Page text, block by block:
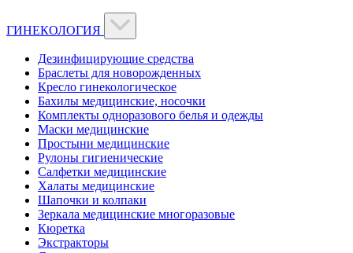
ГИНЕКОЛОГИЯ
Дезинфицирующие средства
Браслеты для новорожденных
Кресло гинекологическое
Бахилы медицинские, носочки
Комплекты одноразового белья и одежды
Маски медицинские
Простыни медицинские
Рулоны гигиенические
Салфетки медицинские
Халаты медицинские
Шапочки и колпаки
Зеркала медицинские многоразовые
Кюретка
Экстракторы